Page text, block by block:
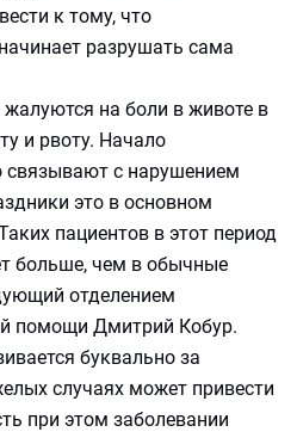
к тому, что
разрушать сама
на боли в животе в
и рвоту. Начало
связывают с нарушением
это в основном
пациентов в этот период
больше, чем в обычные
отделением
помощи Дмитрий Кобур.
буквально за
случаях может привести
при этом заболевании